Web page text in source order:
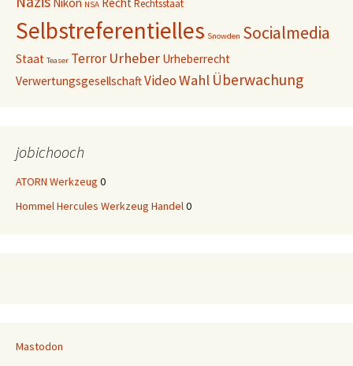
NSA Rechtsstaat
Selbstreferentielles Snowden Socialmedia
Staat Teaser Terror Urheber Urheberrecht
VerwertungsgesellschaftVideoWahl Überwachung
jobichooch
ATORN Werkzeug 0
Hommel Hercules Werkzeug Handel0
Mastodon